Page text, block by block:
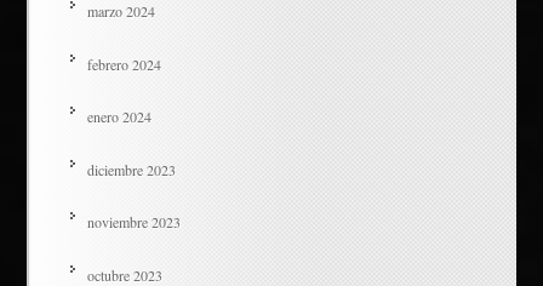
marzo 2024
febrero 2024
enero 2024
diciembre 2023
noviembre 2023
octubre 2023